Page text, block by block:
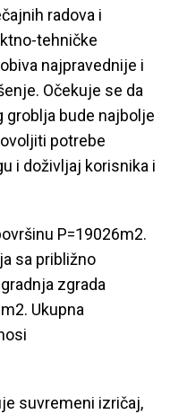
radova i
tehničke
najpravednije i
Očekuje se da
bude najbolje
potrebe
i doživljaj korisnika i
P=19026m2.
sa približno
zgrada
Ukupna
suvremeni izričaj,